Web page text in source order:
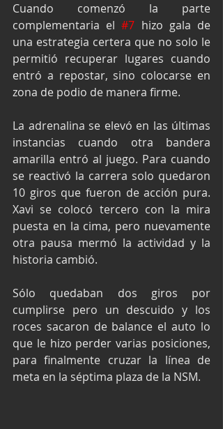
Cuando comenzó la parte
complementaria el #7 hizo gala de
una estrategia certera que no solo le
permitió recuperar lugares cuando
entró a repostar, sino colocarse en
zona de podio de manera firme.
La adrenalina se elevó en las últimas
instancias cuando otra bandera
amarilla entró al juego. Para cuando
se reactivó la carrera solo quedaron
10 giros que fueron de acción pura.
Xavi se colocó tercero con la mira
puesta en la cima, pero nuevamente
otra pausa mermó la actividad y la
historia cambió.
Sólo quedaban dos giros por
cumplirse pero un descuido y los
roces sacaron de balance el auto lo
que le hizo perder varias posiciones,
para finalmente cruzar la línea de
meta en la séptima plaza de la NSM.